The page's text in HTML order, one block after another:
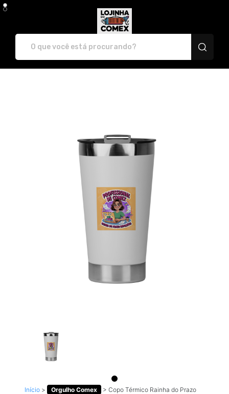
Início > Orgulho Comex > Copo Térmico Rainha do Prazo